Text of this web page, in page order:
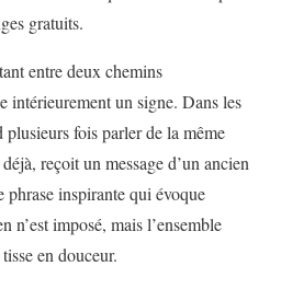
gratuits.
entre deux chemins
intérieurement un signe. Dans les
fois parler de la même
reçoit un message d’un ancien
inspirante qui évoque
n’est imposé, mais l’ensemble
en douceur.